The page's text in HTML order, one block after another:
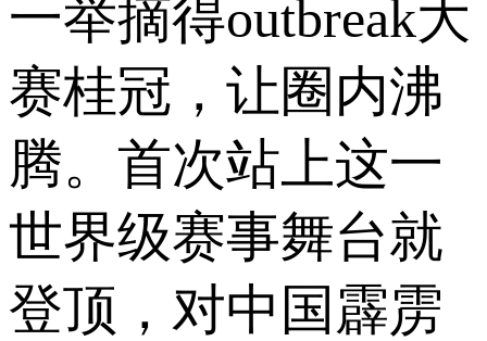
一举摘得outbreak大
赛桂冠，让圈内沸
腾。首次站上这一
世界级赛事舞台就
登顶，对中国霹雳